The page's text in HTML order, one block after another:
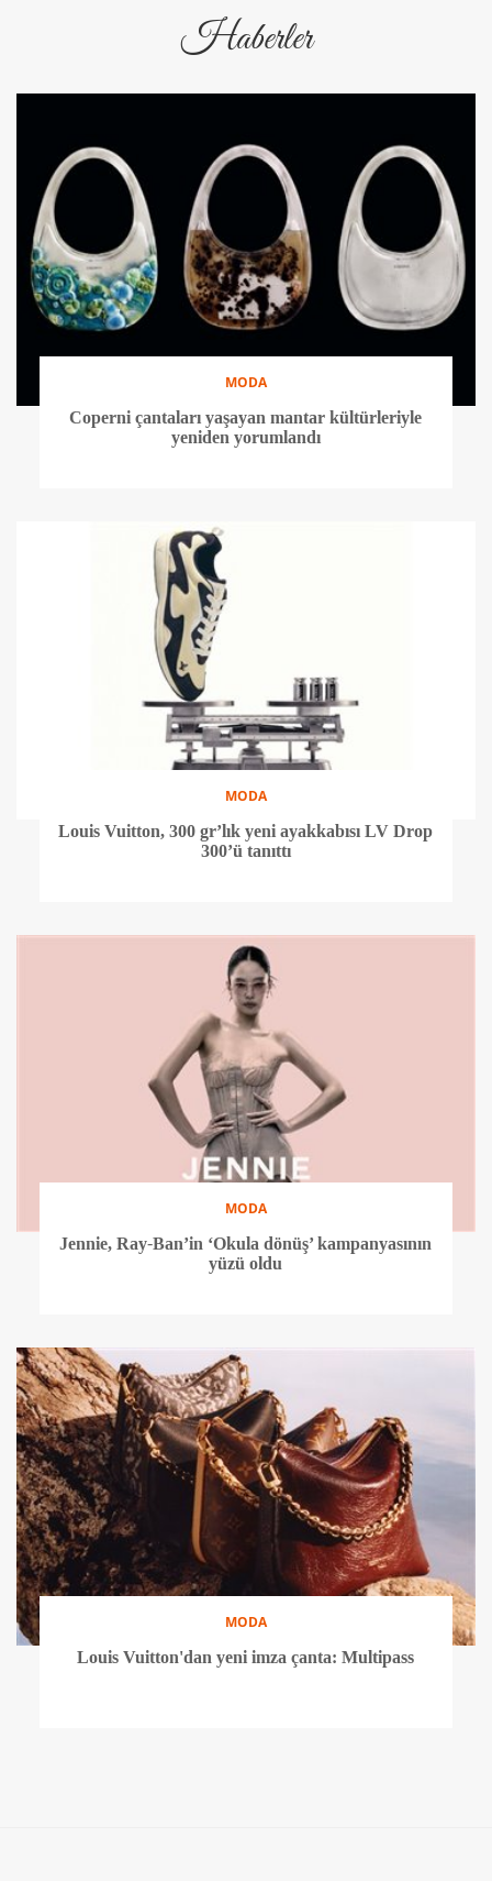
Haberler
MODA
Coperni çantaları yaşayan mantar kültürleriyle
yeniden yorumlandı
MODA
Louis Vuitton, 300 gr’lık yeni ayakkabısı LV Drop
300’ü tanıttı
MODA
Jennie, Ray-Ban’in ‘Okula dönüş’ kampanyasının
yüzü oldu
MODA
Louis Vuitton'dan yeni imza çanta: Multipass